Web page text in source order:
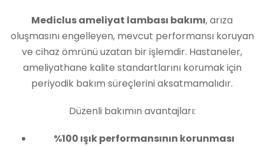
Mediclus ameliyat lambası bakımı, arıza
oluşmasını engelleyen, mevcut performansı koruyan
ve cihaz ömrünü uzatan bir işlemdir. Hastaneler,
ameliyathane kalite standartlarını korumak için
periyodik bakım süreçlerini aksatmamalıdır.
Düzenli bakımın avantajları:
%100 ışık performansının korunması